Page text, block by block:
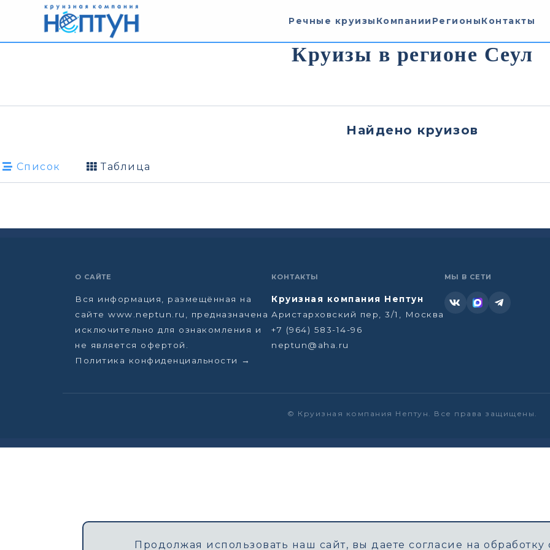
Речные круизы Компании РегионыКонтакты
Круизы в регионе Сеул
Найдено круизов
Список Таблица
О САЙТЕ
Вся информация, размещённая на
сайте www.neptun.ru, предназначена
исключительно для ознакомления и
не является офертой.
Политика конфиденциальности →
КОНТАКТЫ
Круизная компания Нептун
Аристарховский пер, 3/1, Москва
+7 (964) 583-14-96
neptun@aha.ru
МЫ В СЕТИ
© Круизная компания Нептун. Все права защищены.
Продолжая использовать наш сайт, вы даете согласие на